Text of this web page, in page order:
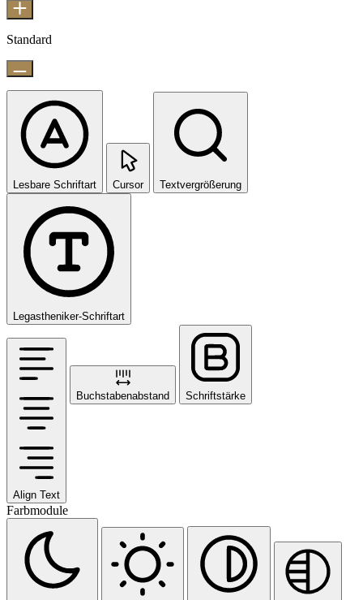
Standard
Lesbare Schriftart Cursor Textvergrößerung
Legastheniker-Schriftart
Align Text
Buchstabenabstand Schriftstärke
Farbmodule